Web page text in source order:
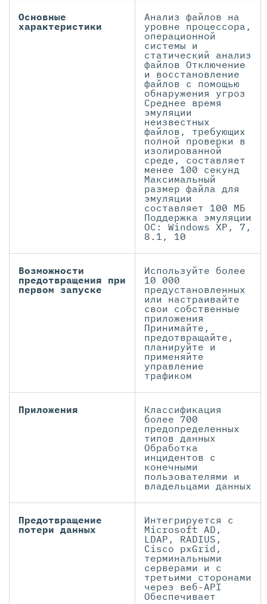
Основные
характеристики
Анализ файлов на
уровне процессора,
операционной
системы и
статический анализ
файлов Отключение
и восстановление
файлов с помощью
обнаружения угроз
Среднее время
эмуляции
неизвестных
файлов, требующих
полной проверки в
изолированной
среде, составляет
менее 100 секунд
Максимальный
размер файла для
эмуляции
составляет 100 МБ
Поддержка эмуляции
ОС: Windows XP, 7,
8.1, 10
Возможности
предотвращения при
первом запуске
Используйте более
10 000
предустановленных
или настраивайте
свои собственные
приложения
Принимайте,
предотвращайте,
планируйте и
применяйте
управление
трафиком
Приложения
Классификация
более 700
предопределенных
типов данных
Обработка
инцидентов с
конечными
пользователями и
владельцами данных
Предотвращение
потери данных
Интегрируется с
Microsoft AD,
LDAP, RADIUS,
Cisco pxGrid,
терминальными
серверами и с
третьими сторонами
через веб-API
Обеспечивает